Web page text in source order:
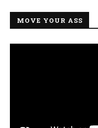
MOVE YOUR ASS